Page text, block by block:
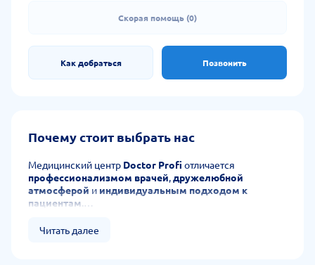
Скорая помощь (0)
Как добраться Позвонить
Почему стоит выбрать нас
Медицинский центр Doctor Profi отличается
профессионализмом врачей,дружелюбной
атмосферой и индивидуальным подходом к
пациентам.
компетентным специалистам
Читать далее